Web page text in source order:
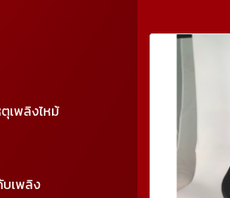
พลิงไหม้
เพลิง